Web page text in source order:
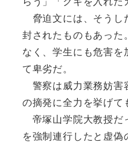
脅迫文には、そうし
封されたものもあっ
なく、学生にも危害
て卑劣だ。
警察は威力業務妨害
の摘発に全力を挙げて
帝塚山学院大教授だ
を強制連行したと虚